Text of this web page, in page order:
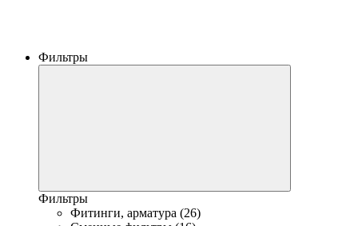
Фильтры
Фильтры
Фитинги, арматура (26)